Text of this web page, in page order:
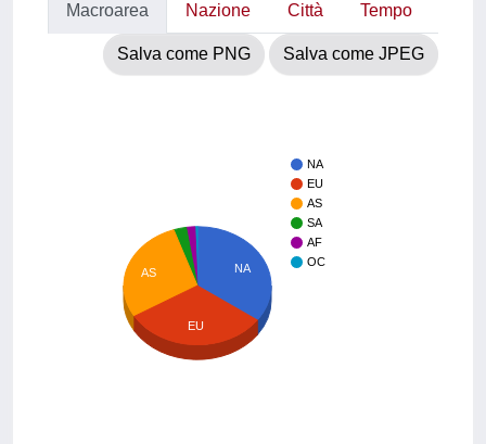
Macroarea Nazione Città Tempo
Salva come PNG Salva come JPEG
NA
EU
AS
SA
AF
OC
NA
AS
EU